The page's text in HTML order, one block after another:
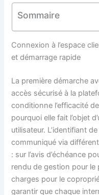
Sommaire
Connexion à l’espace
et démarrage rapide
La première démarche
accès sécurisé à la
conditionne l’efficacité
pourquoi elle fait l’objet
utilisateur. L’identifiant
communiqué via
: sur l’avis d’échéance
rendu de gestion pour le
charges pour le
garantir que chaque